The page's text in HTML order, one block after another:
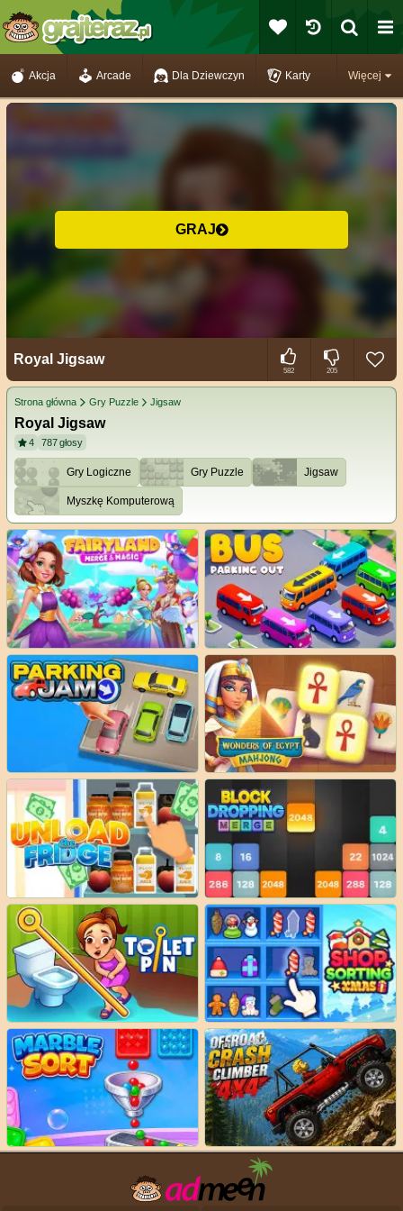
Więcej
Akcja Arcade Dla Dziewczyn Karty
GRAJ
Royal Jigsaw
582 205
Strona główna Gry Puzzle Jigsaw
Royal Jigsaw
4 787głosy
Gry Logiczne Gry Puzzle Jigsaw
Myszkę Komputerową